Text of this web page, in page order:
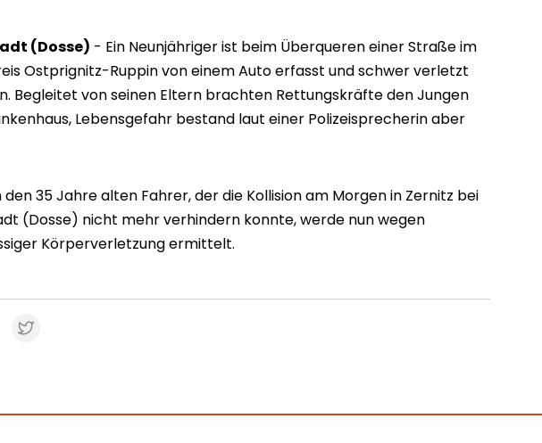
(Dosse) - Ein Neunjähriger ist beim Überqueren einer Straße im
Ostprignitz-Ruppin von einem Auto erfasst und schwer verletzt
Begleitet von seinen Eltern brachten Rettungskräfte den Jungen
Lebensgefahr bestand laut einer Polizeisprecherin aber
den 35 Jahre alten Fahrer, der die Kollision am Morgen in Zernitz bei
(Dosse) nicht mehr verhindern konnte, werde nun wegen
Körperverletzung ermittelt.